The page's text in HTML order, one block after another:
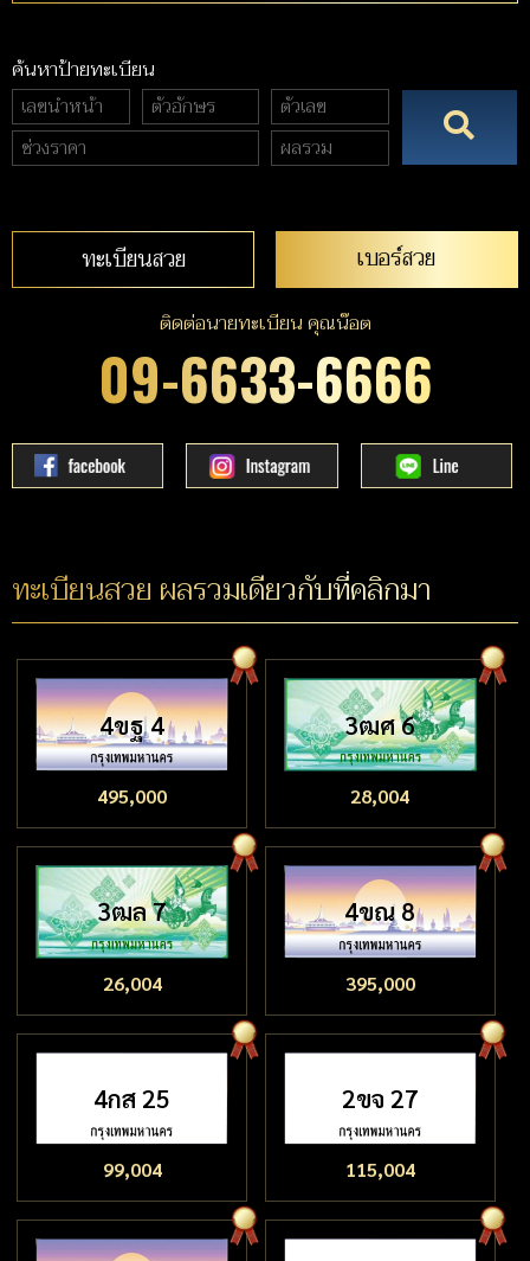
ค้นหาป้ายทะเบียน
ทะเบียนสวย เบอร์สวย
ติดต่อนายทะเบียน คุณน๊อต
09-6633-6666
ทะเบียนสวย ผลรวมเดียวกับที่คลิกมา
4ขฐ 4
495,000
3ฒศ 6
28,004
3ฒล 7
26,004
4ขณ 8
395,000
4กส 25
99,004
2ขจ 27
115,004